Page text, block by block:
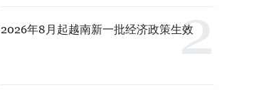
2026年8月起越南新一批经济政策生效